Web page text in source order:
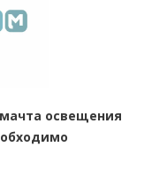
освещения